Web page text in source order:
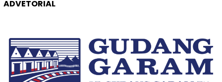
ADVETORIAL